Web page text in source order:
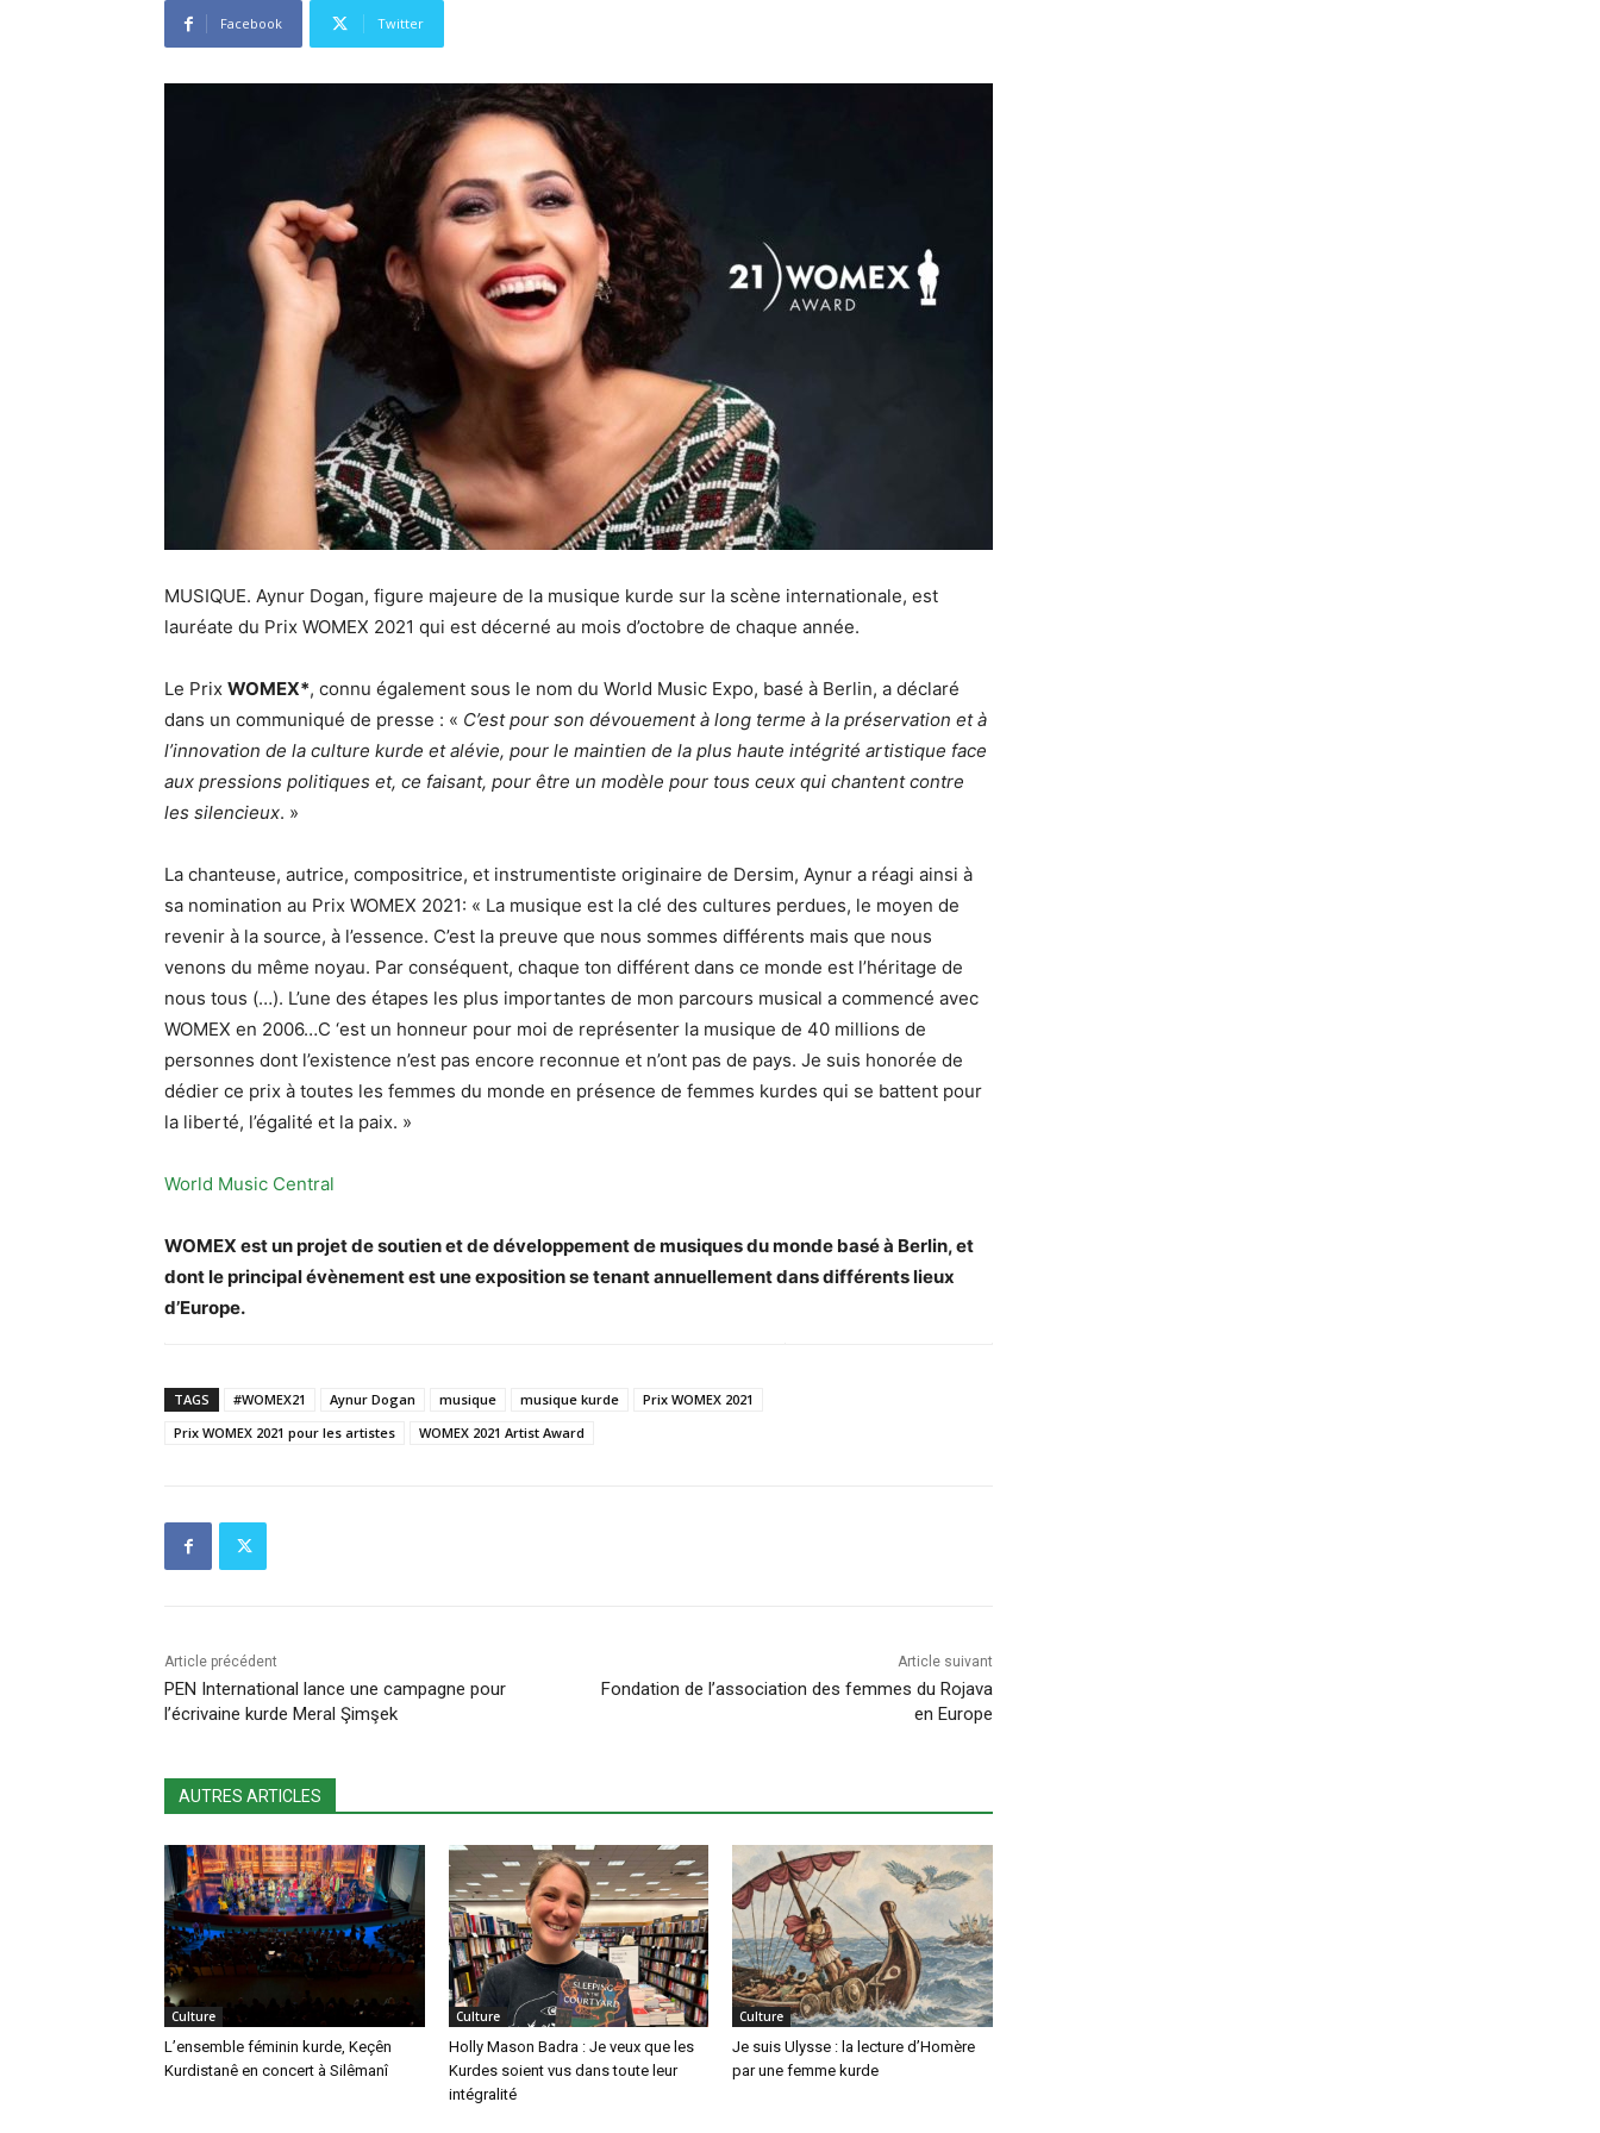
Facebook Twitter
MUSIQUE. Aynur Dogan, figure majeure de la musique kurde sur la scène internationale, est
lauréate du Prix WOMEX 2021 qui est décerné au mois d’octobre de chaque année.
Le Prix ​​ WOMEX*, connu également sous le nom du ​​World Music Expo, basé à Berlin, a déclaré
dans un communiqué de presse : « C’est pour son dévouement à long terme à la préservation et à
l’innovation de la culture kurde et alévie, pour le maintien de la plus haute intégrité artistique face
aux pressions politiques et, ce faisant, pour être un modèle pour tous ceux qui chantent contre
les silencieux. »
La chanteuse, autrice, compositrice, et instrumentiste originaire de Dersim, Aynur a réagi ainsi à
sa nomination au Prix WOMEX 2021: « La musique est la clé des cultures perdues, le moyen de
revenir à la source, à l’essence. C’est la preuve que nous sommes différents mais que nous
venons du même noyau. Par conséquent, chaque ton différent dans ce monde est l’héritage de
nous tous (…). L’une des étapes les plus importantes de mon parcours musical a commencé avec
WOMEX en 2006…C ‘est un honneur pour moi de représenter la musique de 40 millions de
personnes dont l’existence n’est pas encore reconnue et n’ont pas de pays. Je suis honorée de
dédier ce prix à toutes les femmes du monde en présence de femmes kurdes qui se battent pour
la liberté, l’égalité et la paix. »
World Music Central
WOMEX est un projet de soutien et de développement de musiques du monde basé à Berlin, et
dont le principal évènement est une exposition se tenant annuellement dans différents lieux
d’Europe.
TAGS #WOMEX21 Aynur Dogan musique musique kurde
Prix WOMEX 2021
Prix WOMEX 2021 pour les artistes
WOMEX 2021 Artist Award
Article précédent
PEN International lance une campagne pour
l’écrivaine kurde Meral Şimşek
Article suivant
Fondation de l’association des femmes du Rojava
en Europe
AUTRES ARTICLES
Culture
L’ensemble féminin kurde, Keçên
Kurdistanê en concert à Silêmanî
Culture
Holly Mason Badra : Je veux que les
Kurdes soient vus dans toute leur
intégralité
Culture
Je suis Ulysse : la lecture d’Homère
par une femme kurde